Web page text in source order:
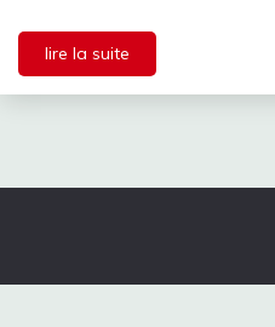
lire la suite